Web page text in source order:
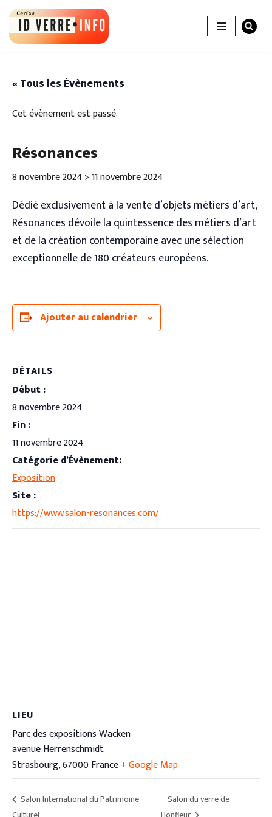
Aller
au
« Tous les Évènements
Cet évènement est passé.
Résonances
8 novembre 2024 >11 novembre 2024
Dédié exclusivement à la vente d’objets métiers d’art,
Résonances dévoile la quintessence des métiers d’art
et de la création contemporaine avec une sélection
exceptionnelle de 180 créateurs européens.
Ajouter au calendrier
DÉTAILS
Début :
8 novembre 2024
Fin :
11 novembre 2024
Catégorie d’Évènement:
Exposition
Site :
https://www.salon-resonances.com/
LIEU
Parc des expositions Wacken
avenue Herrenschmidt
Strasbourg,67000France+ Google Map
Salon International du Patrimoine
Salon du verre de